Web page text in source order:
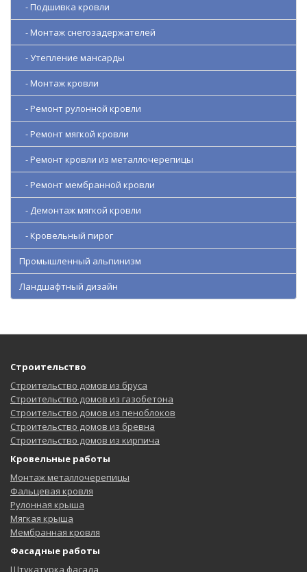
- Подшивка кровли
- Монтаж снегозадержателей
- Утепление мансарды
- Монтаж кровли
- Ремонт рулонной кровли
- Ремонт мягкой кровли
- Ремонт кровли из металлочерепицы
- Ремонт мембранной кровли
- Демонтаж мягкой кровли
- Кровельный пирог
Промышленный альпинизм
Ландшафтный дизайн
Строительство
Строительство домов из бруса
Строительство домов из газобетона
Строительство домов из пеноблоков
Строительство домов из бревна
Строительство домов из кирпича
Кровельные работы
Монтаж металлочерепицы
Фальцевая кровля
Рулонная крыша
Мягкая крыша
Мембранная кровля
Фасадные работы
Штукатурка фасада